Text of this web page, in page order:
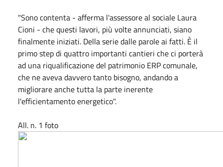
"Sono contenta - afferma l'assessore al sociale Laura
Cioni - che questi lavori, più volte annunciati, siano
finalmente iniziati. Della serie dalle parole ai fatti. È il
primo step di quattro importanti cantieri che ci porterà
ad una riqualificazione del patrimonio ERP comunale,
che ne aveva davvero tanto bisogno, andando a
migliorare anche tutta la parte inerente
l'efficientamento energetico".
All. n. 1 foto